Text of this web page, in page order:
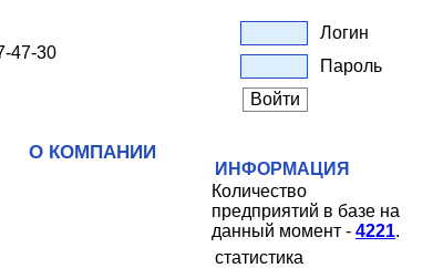
47-30
О КОМПАНИИ
Логин
Пароль
ИНФОРМАЦИЯ
Количество
предприятий в базе на
данный момент - 4221.
статистика